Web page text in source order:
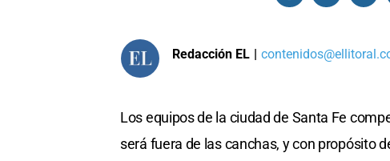
Redacción EL |
Los equipos de la ciudad de Santa Fe
será fuera de las canchas, y con propósito